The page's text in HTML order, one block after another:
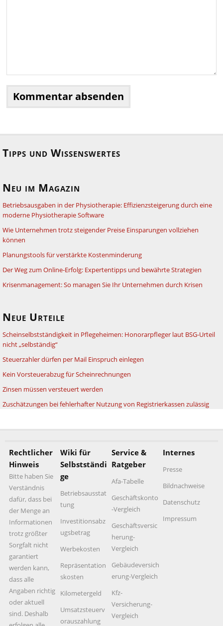
Tipps und Wissenswertes
Neu im Magazin
Betriebsausgaben in der Physiotherapie: Effizienzsteigerung durch eine
moderne Physiotherapie Software
Wie Unternehmen trotz steigender Preise Einsparungen vollziehen
können
Planungstools für verstärkte Kostenminderung
Der Weg zum Online-Erfolg: Expertentipps und bewährte Strategien
Krisenmanagement: So managen Sie Ihr Unternehmen durch Krisen
Neue Urteile
Scheinselbstständigkeit in Pflegeheimen: Honorarpfleger laut BSG-Urteil
nicht „selbständig“
Steuerzahler dürfen per Mail Einspruch einlegen
Kein Vorsteuerabzug für Scheinrechnungen
Zinsen müssen versteuert werden
Zuschätzungen bei fehlerhafter Nutzung von Registrierkassen zulässig
Rechtlicher
Hinweis
Bitte haben Sie
Verständnis
dafür, dass bei
der Menge an
Informationen
trotz größter
Sorgfalt nicht
garantiert
werden kann,
dass alle
Angaben richtig
oder aktuell
sind. Deshalb
Wiki für
Selbstständi
ge
Betriebsausstat
tung
Investitionsabz
ugsbetrag
Werbekosten
Repräsentation
skosten
Kilometergeld
Umsatzsteuerv
orauszahlung
Service &
Ratgeber
Afa-Tabelle
Geschäftskonto
-Vergleich
Geschäftsversic
herung-
Vergleich
Gebäudeversich
erung-Vergleich
Kfz-
Versicherung-
Vergleich
Internes
Presse
Bildnachweise
Datenschutz
Impressum